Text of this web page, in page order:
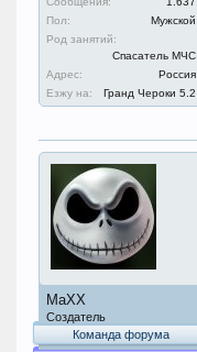
Пол:
Мужской
Род занятий:
Спасатель МЧС
Адрес:
Россия
Езжу на:
Гранд Чероки 5.2
MaXX
Создатель
Команда форума